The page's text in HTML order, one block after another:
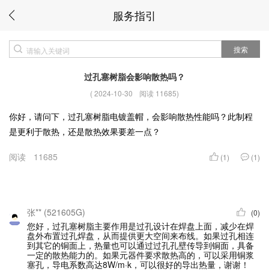
服务指引
搜索
过孔塞树脂会影响散热吗？
(2024-10-30 阅读 11685)
你好，请问下，过孔塞树脂电镀盖帽，会影响散热性能吗？此制程
是更利于散热，还是散热效果要差一点？
阅读 11685 (1) (1)
张** (521605G) (0)
您好，过孔塞树脂主要作用是过孔设计在焊盘上面，减少在焊
盘外布置过孔焊盘，从而提供更大空间来布线。如果过孔相连
到其它的铜面上，热量也可以通过过孔孔壁传导到铜面，具备
一定的散热能力的。如果元器件要求散热高的，可以采用铜浆
塞孔，导电系数高达8W/m·k，可以很好的导出热量，谢谢！